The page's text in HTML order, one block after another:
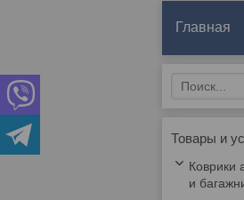
Главная
Товары и
Коврики
и